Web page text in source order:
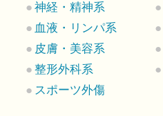
神経・精神系
血液・リンパ系
皮膚・美容系
整形外科系
スポーツ外傷